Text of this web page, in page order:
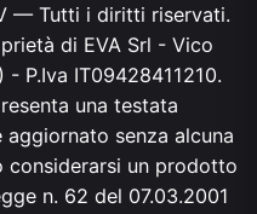
— Tutti i diritti riservati.
di EVA Srl - Vico
P.Iva IT09428411210.
una testata
senza alcuna
considerarsi un prodotto
n. 62 del 07.03.2001